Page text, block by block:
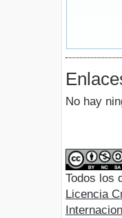
No hay
Todos los
Licencia